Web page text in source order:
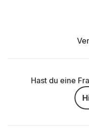
Hast du eine